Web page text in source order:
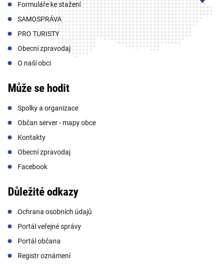
Formuláře ke stažení
SAMOSPRÁVA
PRO TURISTY
Obecní zpravodaj
O naší obci
Může se hodit
Spolky a organizace
Občan server - mapy obce
Kontakty
Obecní zpravodaj
Facebook
Důležité odkazy
Ochrana osobních údajů
Portál veřejné správy
Portál občana
Registr oznámení